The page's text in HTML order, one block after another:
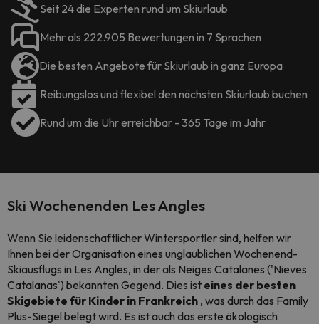
Seit 24 die Experten rund um Skiurlaub
Mehr als 222.905 Bewertungen in 7 Sprachen
Die besten Angebote für Skiurlaub in ganz Europa
Reibungslos und flexibel den nächsten Skiurlaub buchen
Rund um die Uhr erreichbar - 365 Tage im Jahr
Ski Wochenenden Les Angles
Wenn Sie leidenschaftlicher Wintersportler sind, helfen wir
Ihnen bei der Organisation eines unglaublichen Wochenend-
Skiausflugs in Les Angles, in der als Neiges Catalanes ('Nieves
Catalanas') bekannten Gegend. Dies ist eines der besten
Skigebiete für Kinder in Frankreich , was durch das Family
Plus-Siegel belegt wird. Es ist auch das erste ökologisch